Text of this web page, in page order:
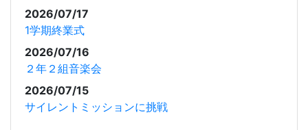
2026/07/17
1学期終業式
2026/07/16
２年２組音楽会
2026/07/15
サイレントミッションに挑戦